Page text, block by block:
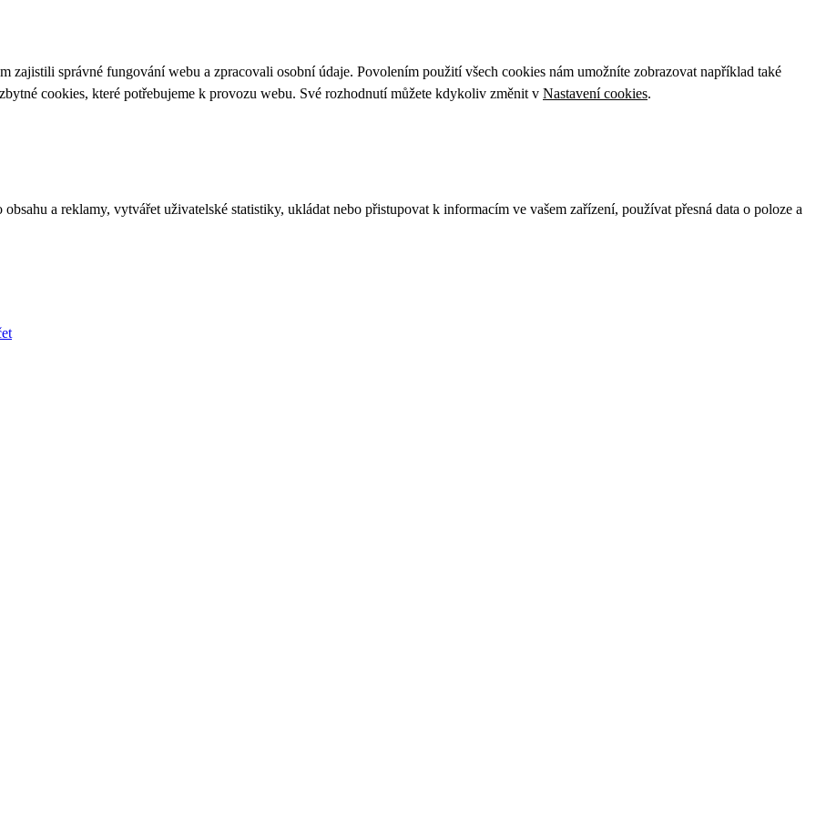
zajistili správné fungování webu a zpracovali osobní údaje. Povolením použití všech cookies nám umožníte zobrazovat například také
cookies, které potřebujeme k provozu webu. Své rozhodnutí můžete kdykoliv změnit v Nastavení cookies.
a reklamy, vytvářet uživatelské statistiky, ukládat nebo přistupovat k informacím ve vašem zařízení, používat přesná data o poloze a